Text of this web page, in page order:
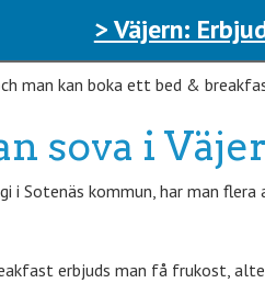
> Väjern:
man kan boka ett bed &
sova i
i Sotenäs kommun, har man
erbjuds man få frukost,